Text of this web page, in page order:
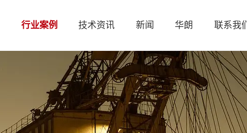
Smart 41
Smart 29
Model 81
数据分析 三维展示 三维可视化
行业案例
模具检测 电子电器 艺术工程
技术资讯
演示预约 工程服务 资料下载
新闻
技术应用 公司新闻
华朗
客户群体 发展历史
联系我们
经销商 人才招聘